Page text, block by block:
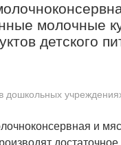
молочные
детского
дошкольных
и
достаточное